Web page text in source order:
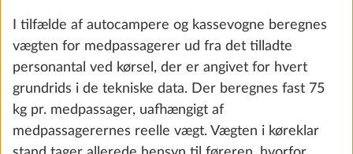
(køretøjsnivellering og
gasniveauindikator via E-Trailer-app)
2.511 kr.
Tilføj